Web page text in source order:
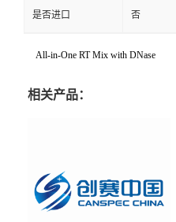
是否进口 否
All-in-One RT Mix with DNase
相关产品：